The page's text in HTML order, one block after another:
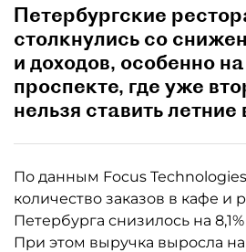
Петербургские
столкнулись со
и доходов, особенно
проспекте, где уже
нельзя ставить
По данным Focus
количество заказов в кафе и
Петербурга снизилось на
При этом выручка выросла на